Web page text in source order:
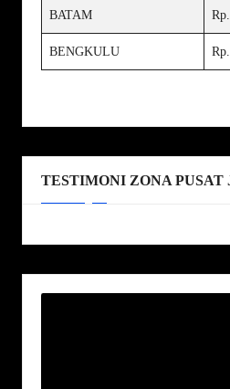
BATAM
BENGKULU
TESTIMONI ZONA PUSAT